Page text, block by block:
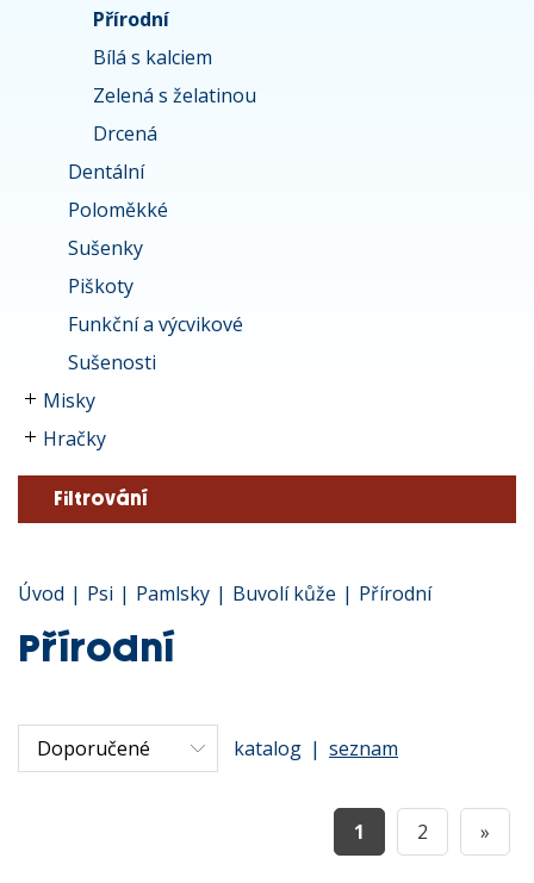
Přírodní
Bílá s kalciem
Zelená s želatinou
Drcená
Dentální
Poloměkké
Sušenky
Piškoty
Funkční a výcvikové
Sušenosti
Misky
Hračky
Filtrování
Úvod | Psi | Pamlsky | Buvolí kůže | Přírodní
Přírodní
katalog | seznam
1 2 »